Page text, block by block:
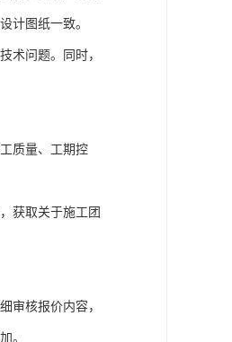
计图纸一致。
术问题。同时，
质量、工期控
获取关于施工团
审核报价内容，
。